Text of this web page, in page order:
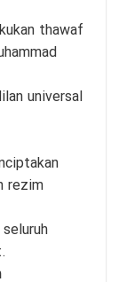
thawaf
universal
rezim